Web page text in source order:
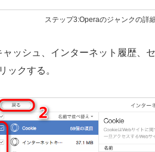
ステップ3:Operaのジャンクの詳
ッシュ、インターネット履歴、
クする。